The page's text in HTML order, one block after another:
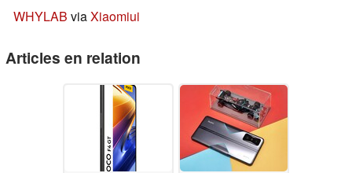
WHYLAB viaXiaomiui
Articles en relation